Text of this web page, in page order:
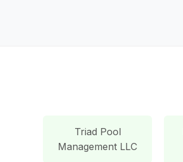
Triad Pool
Management LLC